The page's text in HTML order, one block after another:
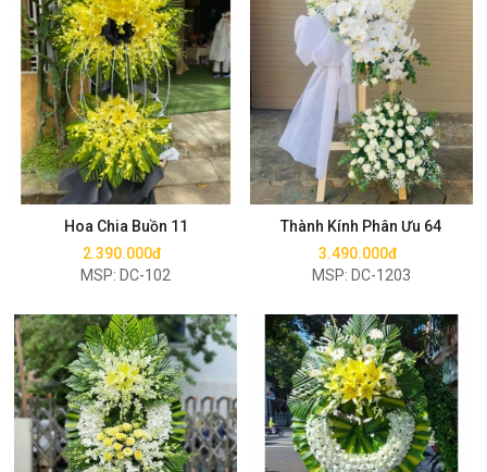
Hoa Chia Buồn 11
2.390.000đ
MSP: DC-102
Mua ngay
Thành Kính Phân Ưu 64
3.490.000đ
MSP: DC-1203
Mua ngay